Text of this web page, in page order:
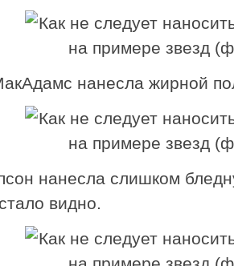
нанесла жирной
нанесла слишком
видно.